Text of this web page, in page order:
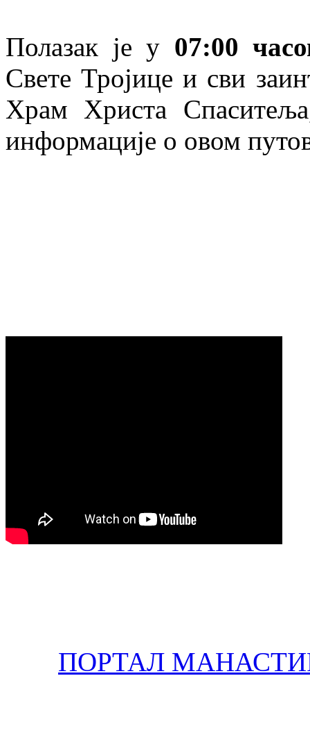
Полазак је у 07:00
Свете Тројице и сви
Храм Христа
информације о овом
ПОРТАЛ